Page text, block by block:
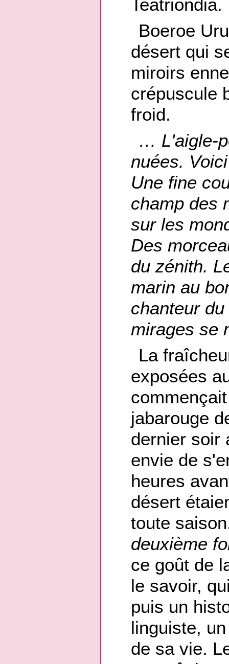
Teatriondia.
Boeroe
désert qui
miroirs
crépuscule
froid.
… L'aigle-
nuées.
Une fine
champ des
sur les
Des
du zénith.
marin au
chanteur
mirages se
La
exposées
jabarouge
dernier soir
envie de
heures
désert
toute
deuxième
ce goût de
le savoir,
puis un
linguiste,
de sa vie.